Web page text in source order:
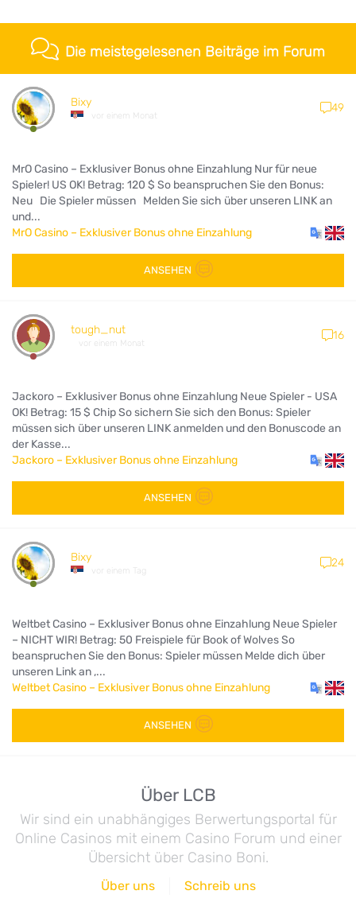
Die meistegelesenen Beiträge im Forum
Bixy
vor einem Monat
49
MrO Casino – Exklusiver Bonus ohne Einzahlung Nur für neue
Spieler! US OK! Betrag: 120 $ So beanspruchen Sie den Bonus:
Neu Die Spieler müssen Melden Sie sich über unseren LINK an
und...
MrO Casino – Exklusiver Bonus ohne Einzahlung
ANSEHEN
tough_nut
vor einem Monat
16
Jackoro – Exklusiver Bonus ohne Einzahlung Neue Spieler - USA
OK! Betrag: 15 $ Chip So sichern Sie sich den Bonus: Spieler
müssen sich über unseren LINK anmelden und den Bonuscode an
der Kasse...
Jackoro – Exklusiver Bonus ohne Einzahlung
ANSEHEN
Bixy
vor einem Tag
24
Weltbet Casino – Exklusiver Bonus ohne Einzahlung Neue Spieler
– NICHT WIR! Betrag: 50 Freispiele für Book of Wolves So
beanspruchen Sie den Bonus: Spieler müssen Melde dich über
unseren Link an ,...
Weltbet Casino – Exklusiver Bonus ohne Einzahlung
ANSEHEN
Über LCB
Wir sind ein unabhängiges Berwertungsportal für
Online Casinos mit einem Casino Forum und einer
Übersicht über Casino Boni.
Über uns Schreib uns